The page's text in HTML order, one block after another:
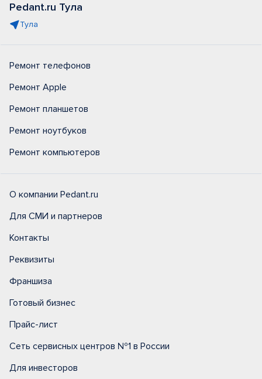
Pedant.ru Тула
Тула
Ремонт телефонов
Ремонт Apple
Ремонт планшетов
Ремонт ноутбуков
Ремонт компьютеров
О компании Pedant.ru
Для СМИ и партнеров
Контакты
Реквизиты
Франшиза
Готовый бизнес
Прайс-лист
Сеть сервисных центров №1 в России
Для инвесторов